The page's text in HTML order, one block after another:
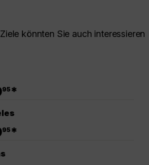
könnten Sie auch interessieren
95*
95*